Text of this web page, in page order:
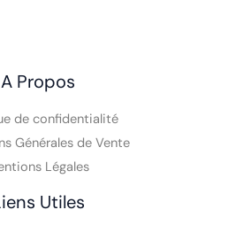
A Propos
de confidentialité
Générales de Vente
Légales
Utiles